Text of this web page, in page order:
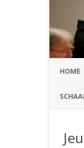
HOME